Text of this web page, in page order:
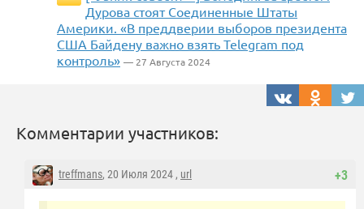
Дурова стоят Соединенные Штаты
Америки. «В преддверии выборов президента
США Байдену важно взять Telegram под
контроль» — 27 Августа 2024
Комментарии участников:
+3
treffmans, 20 Июля 2024 , url